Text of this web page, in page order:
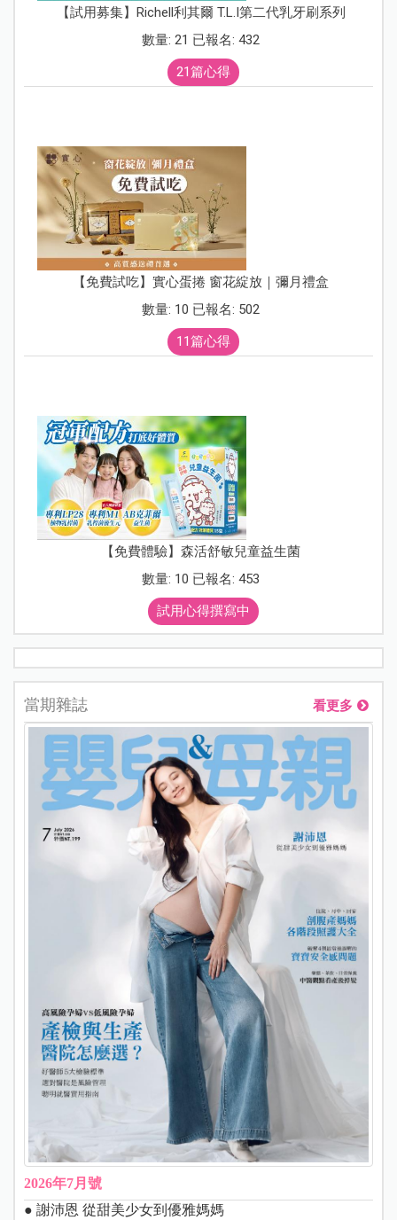
【試用募集】Richell利其爾 T.L.I第二代乳牙刷系列
數量: 21 已報名: 432
21篇心得
【免費試吃】實心蛋捲 窗花綻放｜彌月禮盒
數量: 10 已報名: 502
11篇心得
【免費體驗】森活舒敏兒童益生菌
數量: 10 已報名: 453
試用心得撰寫中
當期雜誌 看更多
2026年7月號
● 謝沛恩 從甜美少女到優雅媽媽